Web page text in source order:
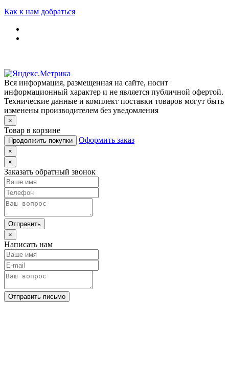
Как к нам добраться
Вся информация, размещенная на сайте, носит
информационный характер и не является публичной офертой.
Технические данные и комплект поставки товаров могут быть
изменены производителем без уведомления
×
Товар в корзине
Продолжить покупки Оформить заказ
×
×
Заказать обратный звонок
Отправить
×
Написать нам
Отправить письмо